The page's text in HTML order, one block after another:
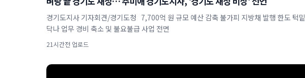
경기도지사 기자회견/경기도청 7,700억 원 규모 예산 감축 불가피 지방채 발행 한도 턱
닥나 업무 경비 축소 및 불요불급 사업 전면
21시간전 업로드